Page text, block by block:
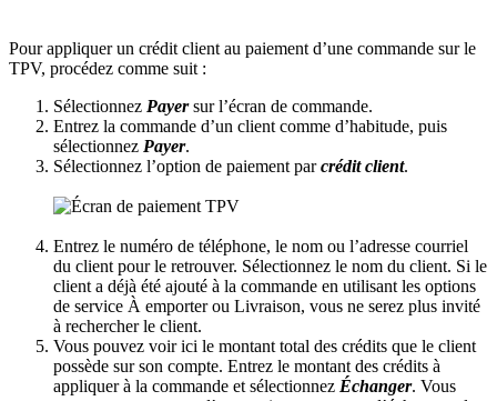
Pour appliquer un crédit client au paiement d’une commande sur le
TPV, procédez comme suit :
Sélectionnez Payersur l’écran de commande.
Entrez la commande d’un client comme d’habitude, puis
sélectionnez Payer.
Sélectionnez l’option de paiement parcrédit client.
Entrez le numéro de téléphone, le nom ou l’adresse courriel
du client pour le retrouver. Sélectionnez le nom du client. Si le
client a déjà été ajouté à la commande en utilisant les options
de service À emporter ou Livraison, vous ne serez plus invité
à rechercher le client.
Vous pouvez voir ici le montant total des crédits que le client
possède sur son compte. Entrez le montant des crédits à
appliquer à la commande et sélectionnez Échanger. Vous